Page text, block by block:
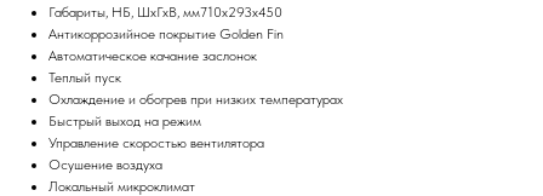
Габариты, НБ, ШхГхВ, мм710x293x450
Антикоррозийное покрытие Golden Fin
Автоматическое качание заслонок
Теплый пуск
Охлаждение и обогрев при низких температурах
Быстрый выход на режим
Управление скоростью вентилятора
Осушение воздуха
Локальный микроклимат